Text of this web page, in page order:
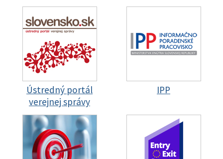
Ústredný portál
verejnej správy
IPP